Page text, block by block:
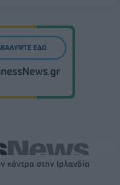
κόντρα στην Ιρλανδία